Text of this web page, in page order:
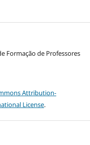
Formação de Professores
Attribution-
License.